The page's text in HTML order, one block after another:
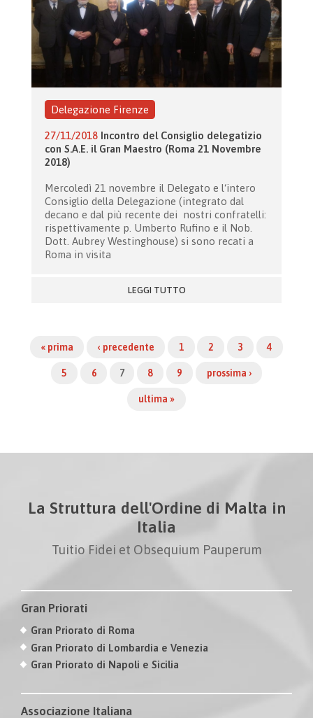
Delegazione Firenze
27/11/2018 Incontro del Consiglio delegatizio
con S.A.E. il Gran Maestro (Roma 21 Novembre
2018)
Mercoledì 21 novembre il Delegato e l‘intero
Consiglio della Delegazione (integrato dal
decano e dal più recente dei nostri confratelli:
rispettivamente p. Umberto Rufino e il Nob.
Dott. Aubrey Westinghouse) si sono recati a
Roma in visita
LEGGI TUTTO
« prima ‹ precedente 1 2 3 4
5 6 7 8 9 prossima ›
ultima »
La Struttura dell'Ordine di Malta in
Italia
Tuitio Fidei et Obsequium Pauperum
Gran Priorati
Gran Priorato di Roma
Gran Priorato di Lombardia e Venezia
Gran Priorato di Napoli e Sicilia
Associazione Italiana